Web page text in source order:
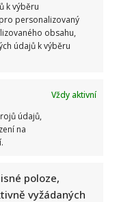
k výběru
personalizovaný
obsahu,
údajů k výběru
Vždy aktivní
údajů,
na
poloze,
vyžádaných
nepůsobí